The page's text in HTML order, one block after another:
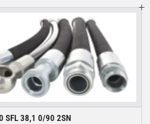
38,1 0/90 2SN